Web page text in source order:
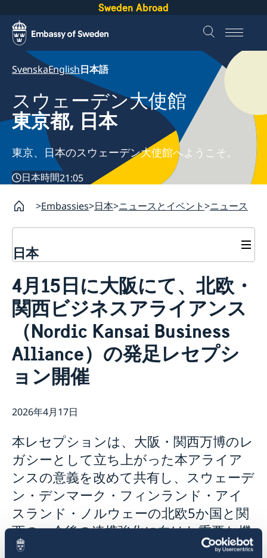
Sweden Abroad
SvenskaEnglish日本語
スウェーデン大使館
東京都, 日本
東京、日本のスウェーデン大使館へようこそ。
日本時間21:05
Embassies 日本 ニュースとイベント ニュース
日本
スウェーデン大使館について
ヴィクトリア・リー大使
スタッフ
科学イノベーション部 (OSI)
チーム・スウェーデン
商務部・投資部
大使館の建築
ニュースとイベント
ニュース
スウェーデン大使館関連のイベントはこちらをご覧くだ
さい
スウェーデン大使館への後援名義使用申請について
4月15日に大阪にて、北欧・
関西ビジネスアライアンス
（Nordic Kansai Business
Alliance）の発足レセプシ
ョン開催
2026年4月17日
本レセプションは、大阪・関西万博のレ
ガシーとして立ち上がった本アライア
ンスの意義を改めて共有し、スウェーデ
ン・デンマーク・フィンランド・アイ
スランド・ノルウェーの北欧5か国と関
西の、今後の連携強化に向けた重要な機
会となりました。